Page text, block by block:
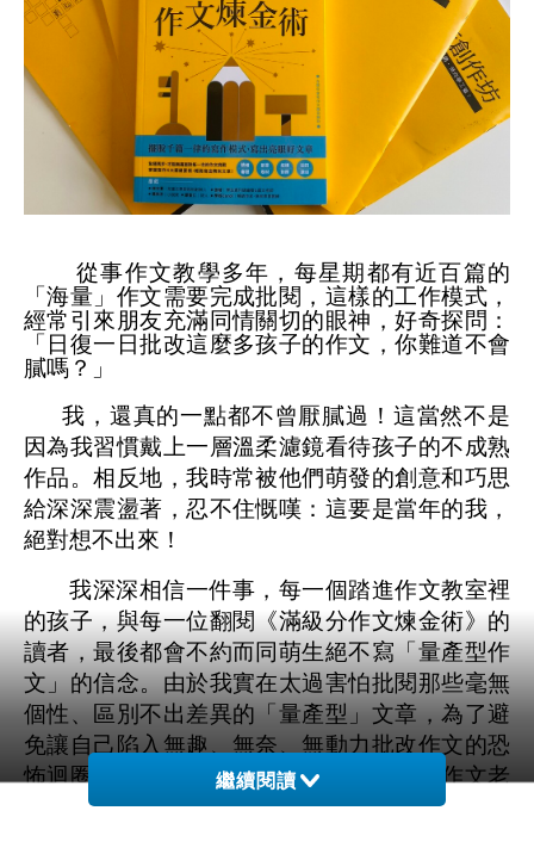
從事作文教學多年，每星期都有近百篇的
「海量」作文需要完成批閱，這樣的工作模式，
經常引來朋友充滿同情關切的眼神，好奇探問：
「日復一日批改這麼多孩子的作文，你難道不會
膩嗎？」
我，還真的一點都不曾厭膩過！這當然不是
因為我習慣戴上一層溫柔濾鏡看待孩子的不成熟
作品。相反地，我時常被他們萌發的創意和巧思
給深深震盪著，忍不住慨嘆：這要是當年的我，
絕對想不出來！
我深深相信一件事，每一個踏進作文教室裡
的孩子，與每一位翻閱《滿級分作文煉金術》的
讀者，最後都會不約而同萌生絕不寫「量產型作
文」的信念。由於我實在太過害怕批閱那些毫無
個性、區別不出差異的「量產型」文章，為了避
免讓自己陷入無趣、無奈、無動力批改作文的恐
怖迴圈裡，甚至淪為一名有害社會的厭世作文老
師，我總是竭盡所能地讓每個人都明白：即便我
繼續閱讀